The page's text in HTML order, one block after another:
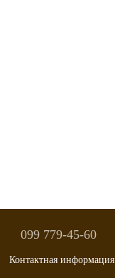
099 779-45-60
Контактная информация